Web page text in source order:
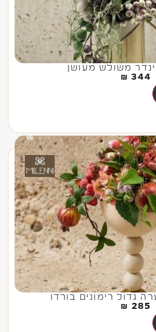
משולש מעושן
344
₪
גדול רימונים בורדו
285
₪